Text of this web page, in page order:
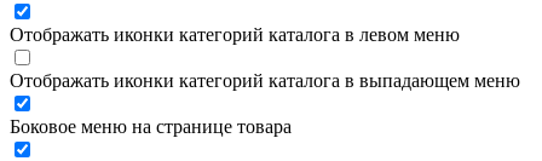
Отображать иконки категорий каталога в левом меню
Отображать иконки категорий каталога в выпадающем меню
Боковое меню на странице товара